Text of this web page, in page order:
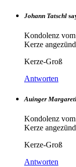
Johann Tatschl
Kondolenz vom
Kerze
Kerze-Groß
Antworten
Auinger
Kondolenz vom
Kerze
Kerze-Groß
Antworten